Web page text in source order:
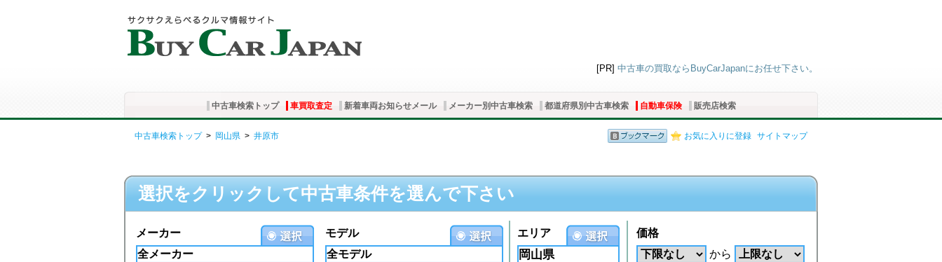
[PR] 中古車の買取ならBuyCarJapanにお任せ下さい。
中古車検索トップ 車買取査定 新着車両お知らせメール メーカー別中古車検索 都道府県別中古車検索 自動車保険 販売店検索
お気に入りに登録 サイトマップ
中古車検索トップ> 岡山県 > 井原市
選択をクリックして中古車条件を選んで下さい
モデル
メーカー エリア
岡山県
価格
から